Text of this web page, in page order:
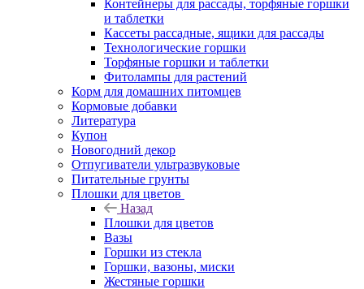
Контейнеры для рассады, торфяные горшки
и таблетки
Кассеты рассадные, ящики для рассады
Технологические горшки
Торфяные горшки и таблетки
Фитолампы для растений
Корм для домашних питомцев
Кормовые добавки
Литература
Купон
Новогодний декор
Отпугиватели ультразвуковые
Питательные грунты
Плошки для цветов
Назад
Плошки для цветов
Вазы
Горшки из стекла
Горшки, вазоны, миски
Жестяные горшки